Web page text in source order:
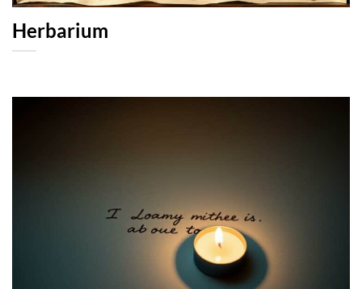
Herbarium